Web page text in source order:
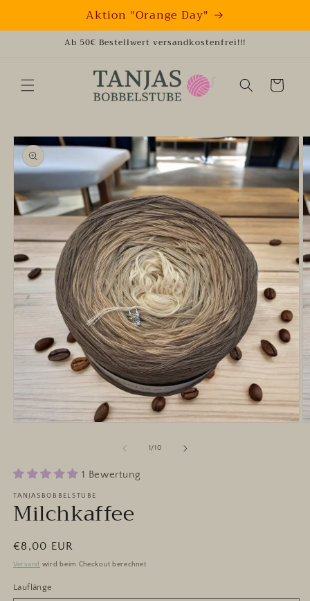
Aktion "Orange Day"
Inhalt
Ab 50€ Bestellwert versandkostenfrei!!!
Warenkorb
öffnen
1/von
10
1 Bewertung
TANJASBOBBELSTUBE
Milchkaffee
Normaler
Preis
€8,00 EUR
Versand wird beim Checkout berechnet
Lauflänge